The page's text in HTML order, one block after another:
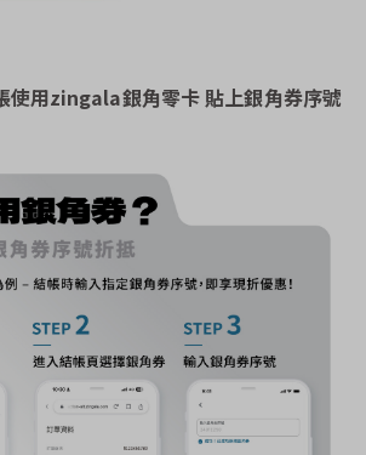
使用zingala銀角零卡 貼上銀角券序號